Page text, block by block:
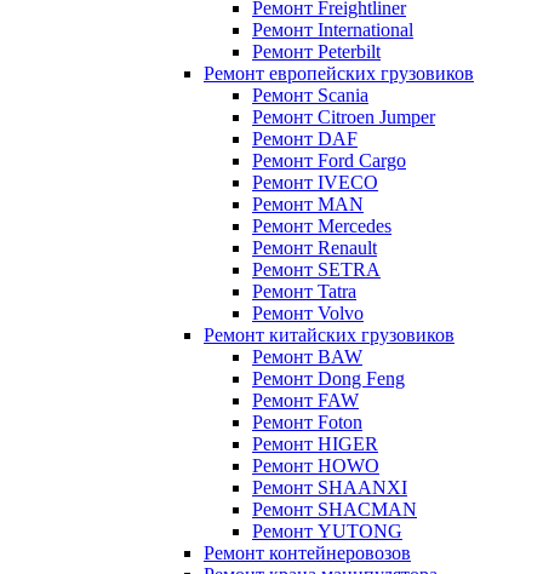
Ремонт Freightliner
Ремонт International
Ремонт Peterbilt
Ремонт европейских грузовиков
Ремонт Scania
Ремонт Citroen Jumper
Ремонт DAF
Ремонт Ford Cargo
Ремонт IVECO
Ремонт MAN
Ремонт Mercedes
Ремонт Renault
Ремонт SETRA
Ремонт Tatra
Ремонт Volvo
Ремонт китайских грузовиков
Ремонт BAW
Ремонт Dong Feng
Ремонт FAW
Ремонт Foton
Ремонт HIGER
Ремонт HOWO
Ремонт SHAANXI
Ремонт SHACMAN
Ремонт YUTONG
Ремонт контейнеровозов